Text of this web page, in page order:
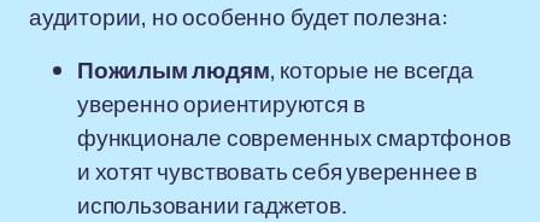
аудитории, но особенно будет полезна:
Пожилым людям, которые не всегда
уверенно ориентируются в
функционале современных смартфонов
и хотят чувствовать себя увереннее в
использовании гаджетов.